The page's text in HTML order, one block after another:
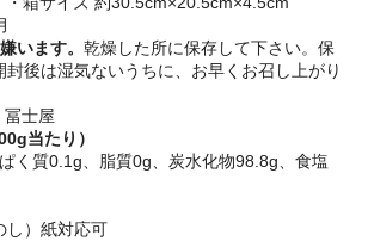
います。 乾燥した所に保存して下さい。保
後は湿気ないうちに、お早くお召し上がり
冨士屋
当たり）
く質0.1g、脂質0g、炭水化物98.8g、食塩
）紙対応可